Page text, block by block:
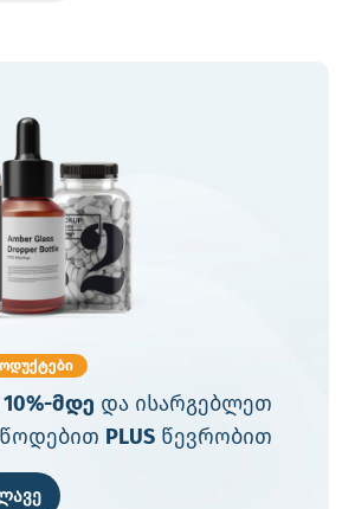
10%-მდე და ისარგებლეთ
PLUSწევრობით